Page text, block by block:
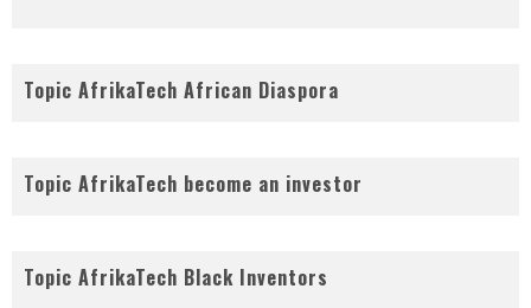
Topic AfrikaTech African Diaspora
Topic AfrikaTech become an investor
Topic AfrikaTech Black Inventors